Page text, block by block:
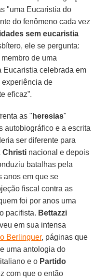
"uma Eucaristia do
do fenômeno cada vez
sem eucaristia
ele se pergunta:
de uma
Eucaristia celebrada em
experiência de
eficaz”.
as " heresias"
autobiográfico e a escrita
ser diferente para
Christi nacional e depois
batalhas pela
anos em que se
fiscal contra as
foi por anos uma
pacifista. Bettazzi
em sua intensa
Berlinguer, páginas que
uma antologia do
e o Partido
com que o então